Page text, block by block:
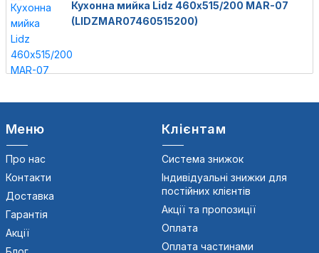
Кухонна мийка Lidz 460х515/200 MAR-07
(LIDZMAR07460515200)
Меню
Про нас
Контакти
Доставка
Гарантія
Акції
Клієнтам
Система знижок
Індивідуальні знижки для
постійних клієнтів
Акції та пропозиції
Оплата
Оплата частинами